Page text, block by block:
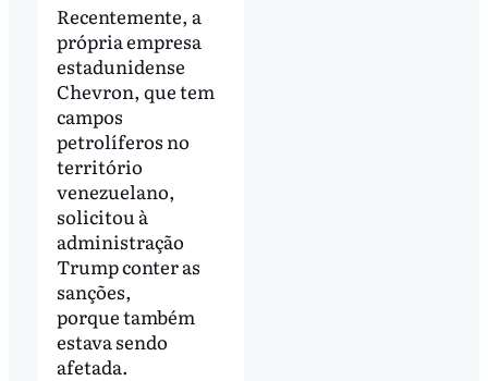
Recentemente, a
própria empresa
estadunidense
Chevron, que tem
campos
petrolíferos no
território
venezuelano,
solicitou à
administração
Trump conter as
sanções,
porque também
estava sendo
afetada.